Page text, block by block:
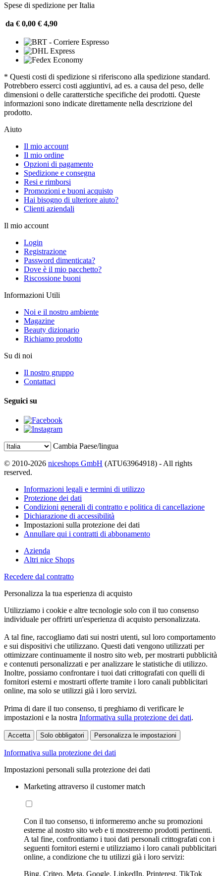
Spese di spedizione per Italia
da € 0,00 € 4,90
* Questi costi di spedizione si riferiscono alla spedizione standard.
Potrebbero esserci costi aggiuntivi, ad es. a causa del peso, delle
dimensioni o delle caratterstiche specifiche dei prodotti. Queste
informazioni sono indicate direttamente nella descrizione del
prodotto.
Aiuto
Il mio account
Il mio ordine
Opzioni di pagamento
Spedizione e consegna
Resi e rimborsi
Promozioni e buoni acquisto
Hai bisogno di ulteriore aiuto?
Clienti aziendali
Il mio account
Login
Registrazione
Password dimenticata?
Dove è il mio pacchetto?
Riscossione buoni
Informazioni Utili
Noi e il nostro ambiente
Magazine
Beauty dizionario
Richiamo prodotto
Su di noi
Il nostro gruppo
Contattaci
Seguici su
Cambia Paese/lingua
© 2010-2026 niceshops GmbH (ATU63964918) - All rights
reserved.
Informazioni legali e termini di utilizzo
Protezione dei dati
Condizioni generali di contratto e politica di cancellazione
Dichiarazione di accessibilità
Impostazioni sulla protezione dei dati
Annullare qui i contratti di abbonamento
Azienda
Altri nice Shops
Recedere dal contratto
Personalizza la tua esperienza di acquisto
Utilizziamo i cookie e altre tecnologie solo con il tuo consenso
individuale per offrirti un'esperienza di acquisto personalizzata.
A tal fine, raccogliamo dati sui nostri utenti, sul loro comportamento
e sui dispositivi che utilizzano. Questi dati vengono utilizzati per
ottimizzare continuamente il nostro sito web, per mostrarti pubblicità
e contenuti personalizzati e per analizzare le statistiche di utilizzo.
Inoltre, possiamo confrontare i tuoi dati crittografati con quelli di
fornitori esterni e mostrarti offerte tramite i loro canali pubblicitari
online, ma solo se utilizzi già i loro servizi.
Prima di dare il tuo consenso, ti preghiamo di verificare le
impostazioni e la nostra Informativa sulla protezione dei dati.
Accetta Solo obbligatori Personalizza le impostazioni
Informativa sulla protezione dei dati
Impostazioni personali sulla protezione dei dati
Marketing attraverso il customer match
Con il tuo consenso, ti informeremo anche su promozioni
esterne al nostro sito web e ti mostreremo prodotti pertinenti.
A tal fine, confrontiamo i tuoi dati personali crittografati con i
seguenti fornitori esterni e utilizziamo i loro canali pubblicitari
online, a condizione che tu utilizzi già i loro servizi:
Bing, Criteo, Meta, Google, LinkedIn, Printerest, TikTok